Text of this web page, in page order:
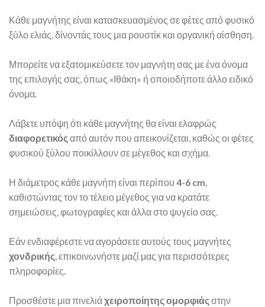
Κάθε μαγνήτης είναι κατασκευασμένος σε φέτες από φυσικό
ξύλο ελιάς, δίνοντάς τους μια ρουστίκ και οργανική αίσθηση.
Μπορείτε να εξατομικεύσετε τον μαγνήτη σας με ένα όνομα
της επιλογής σας, όπως «Ιθάκη» ή οποιοδήποτε άλλο ειδικό
όνομα.
Λάβετε υπόψη ότι κάθε μαγνήτης θα είναι ελαφρώς
διαφορετικός από αυτόν που απεικονίζεται, καθώς οι φέτες
φυσικού ξύλου ποικίλλουν σε μέγεθος και σχήμα.
Η διάμετρος κάθε μαγνήτη είναι περίπου 4-6 cm,
καθιστώντας τον το τέλειο μέγεθος για να κρατάτε
σημειώσεις, φωτογραφίες και άλλα στο ψυγείο σας.
Εάν ενδιαφέρεστε να αγοράσετε αυτούς τους μαγνήτες
χονδρικής, επικοινωνήστε μαζί μας για περισσότερες
πληροφορίες.
Προσθέστε μια πινελιάχειροποίητης ομορφιάς στην